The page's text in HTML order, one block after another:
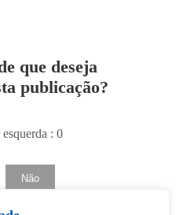
que deseja
publicação?
: 0
Não